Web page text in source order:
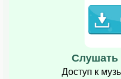
Слушать
Доступ к